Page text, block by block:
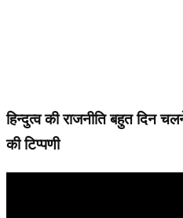
हिन्दुत्व की राजनीति बहुत दिन
की टिप्पणी